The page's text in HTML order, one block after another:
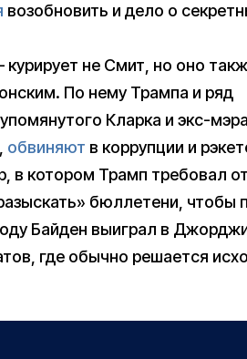
возобновить и дело о
не Смит, но оно
По нему Трампа и ряд
Кларка и экс-
обвиняют в коррупции и
в котором Трамп требовал
бюллетени, чтобы
Байден выиграл в
где обычно решается